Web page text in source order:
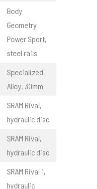
Body
Geometry
Power Sport,
steel rails
Specialized
Alloy, 30mm
SRAM Rival,
hydraulic disc
SRAM Rival,
hydraulic disc
SRAM Rival 1,
hydraulic